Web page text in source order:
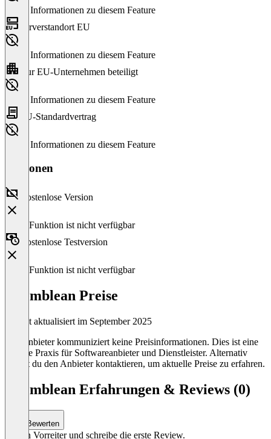
Keine Informationen zu diesem Feature
Serverstandort EU
Keine Informationen zu diesem Feature
Nur EU-Unternehmen beteiligt
Keine Informationen zu diesem Feature
EU-Standardvertrag
Keine Informationen zu diesem Feature
Versionen
Kostenlose Version
Diese Funktion ist nicht verfügbar
Kostenlose Testversion
Diese Funktion ist nicht verfügbar
assemblean Preise
Zuletzt aktualisiert im September 2025
Der Anbieter kommuniziert keine Preisinformationen. Dies ist eine
übliche Praxis für Softwareanbieter und Dienstleister. Alternativ
kannst du den Anbieter kontaktieren, um aktuelle Preise zu erfahren.
assemblean Erfahrungen & Reviews (0)
Bewerten
Sei ein Vorreiter und schreibe die erste Review.